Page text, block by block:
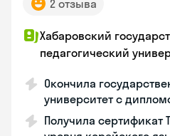
2 отзыва
Хабаровский
педагогический
Окончила
университет с
Получила сертификат